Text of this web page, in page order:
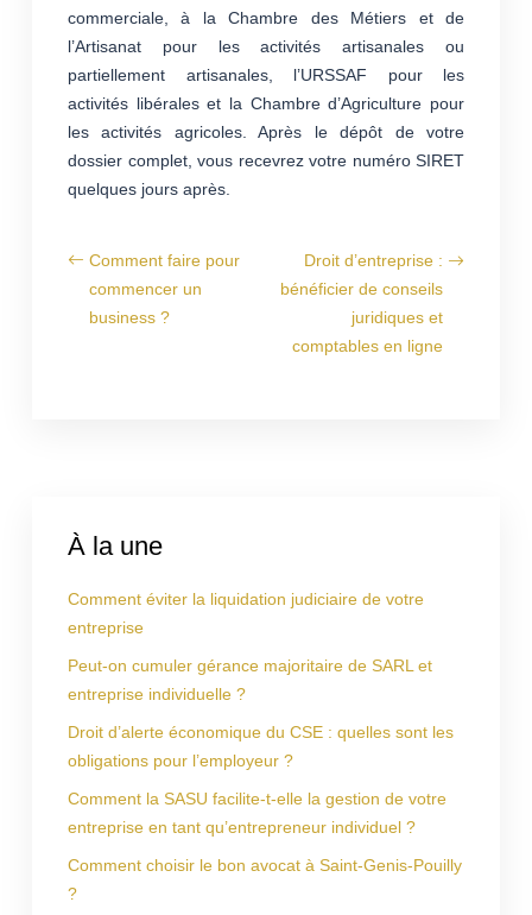
commerciale, à la Chambre des Métiers et de
l’Artisanat pour les activités artisanales ou
partiellement artisanales, l’URSSAF pour les
activités libérales et la Chambre d’Agriculture pour
les activités agricoles. Après le dépôt de votre
dossier complet, vous recevrez votre numéro SIRET
quelques jours après.
Comment faire pour
commencer un
business ?
Droit d’entreprise :
bénéficier de conseils
juridiques et
comptables en ligne
À la une
Comment éviter la liquidation judiciaire de votre
entreprise
Peut-on cumuler gérance majoritaire de SARL et
entreprise individuelle ?
Droit d’alerte économique du CSE : quelles sont les
obligations pour l’employeur ?
Comment la SASU facilite-t-elle la gestion de votre
entreprise en tant qu’entrepreneur individuel ?
Comment choisir le bon avocat à Saint-Genis-Pouilly
?